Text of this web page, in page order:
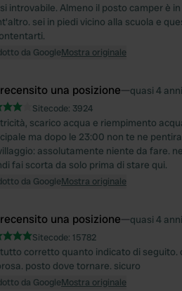
introvabile. Almeno il posto camper è
sei in piedi vicino alla scuola e
da GoogleMostra originale
una posizione—quasi 4
Sitecode: 3924
scarico acqua e riempimento
ma dopo le 23:00 non te ne
assolutamente niente da fare.
fai scorta da solo prima di stare qui.
da GoogleMostra originale
una posizione—quasi 4
Sitecode: 15782
corretto quanto indicato di
posto dove tornare. sicuro
da GoogleMostra originale